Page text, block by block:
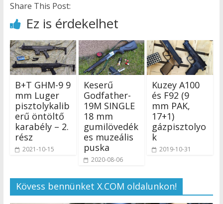
Share This Post:
Ez is érdekelhet
B+T GHM-9 9
mm Luger
pisztolykalib
erű öntöltő
karabély – 2.
rész
2021-10-15
Keserű
Godfather-
19M SINGLE
18 mm
gumilövedék
es muzeális
puska
2020-08-06
Kuzey A100
és F92 (9
mm PAK,
17+1)
gázpisztolyo
k
2019-10-31
Kövess bennünket X.COM oldalunkon!